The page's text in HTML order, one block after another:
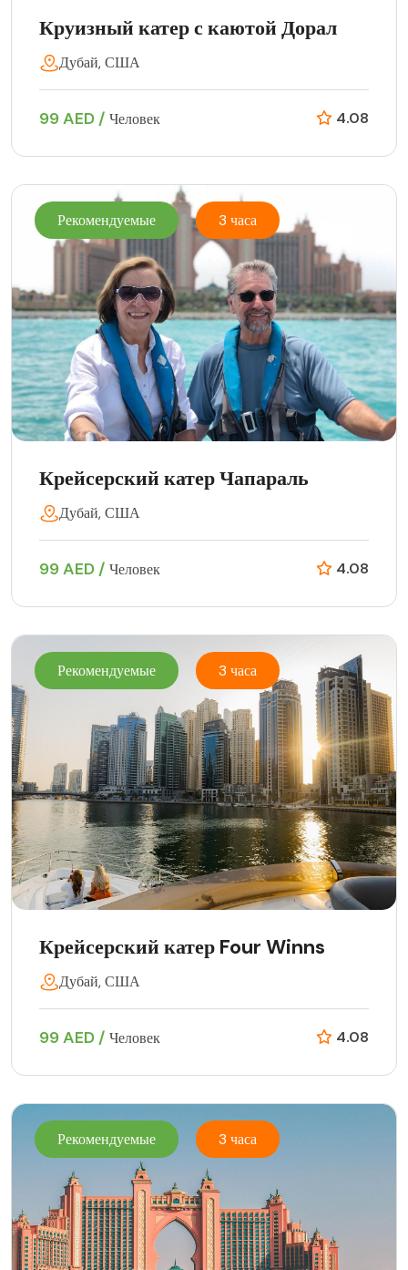
Круизный катер с каютой Дорал
Дубай, США
99 AED / Человек 4.08
Рекомендуемые 3 часа
Крейсерский катер Чапараль
Дубай, США
99 AED / Человек 4.08
Рекомендуемые 3 часа
Крейсерский катер Four Winns
Дубай, США
99 AED / Человек 4.08
Рекомендуемые 3 часа